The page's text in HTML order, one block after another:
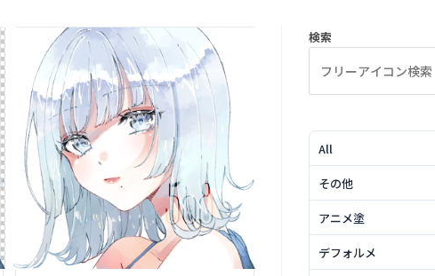
検索
All
その他
アニメ塗
デフォルメ